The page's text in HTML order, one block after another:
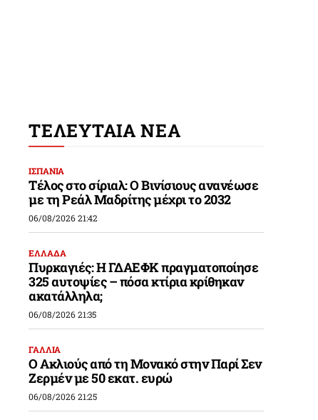
ΤΕΛΕΥΤΑΙΑ ΝΕΑ
ΙΣΠΑΝΙΑ
Τέλος στο σίριαλ: Ο Βινίσιους ανανέωσε
με τη Ρεάλ Μαδρίτης μέχρι το 2032
06/08/2026 21:42
ΕΛΛΑΔΑ
Πυρκαγιές: Η ΓΔΑΕΦΚ πραγματοποίησε
325 αυτοψίες – πόσα κτίρια κρίθηκαν
ακατάλληλα;
06/08/2026 21:35
ΓΑΛΛΙΑ
Ο Ακλιούς από τη Μονακό στην Παρί Σεν
Ζερμέν με 50 εκατ. ευρώ
06/08/2026 21:25